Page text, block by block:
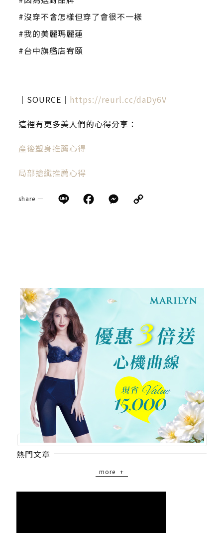
#沒穿不會怎樣但穿了會很不一樣
#我的美麗瑪麗蓮
#台中旗艦店宥頤
｜SOURCE｜ https://reurl.cc/daDy6V
這裡有更多美人們的心得分享：
產後塑身推薦心得
局部搶纖推薦心得
share — Line Facebook
Messenger
熱門文章
more